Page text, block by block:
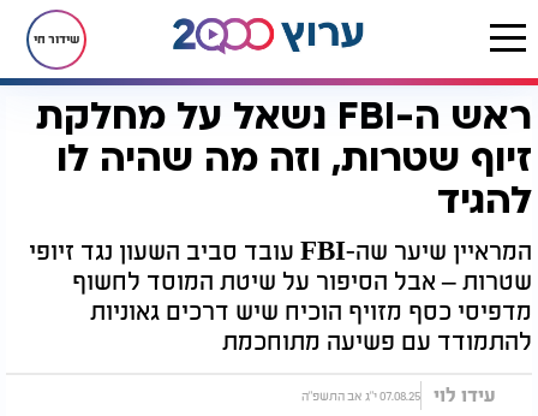
שידור חי
דף הבית יהדות לקראת שבת ראש ה-FBI נשאל על מחלקת זיוף שטרות, וזה מה שהיה לו להגיד
ראש ה-FBI נשאל על מחלקת
זיוף שטרות, וזה מה שהיה לו
להגיד
המראיין שיער שה-FBI עובד סביב השעון נגד זיופי
שטרות – אבל הסיפור על שיטת המוסד לחשוף
מדפיסי כסף מזויף הוכיח שיש דרכים גאוניות
להתמודד עם פשיעה מתוחכמת
עידו לוי 07.08.25 י"ג אב התשפ"ה